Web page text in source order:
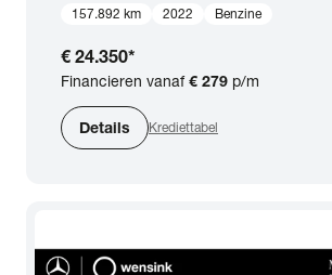
157.892 km 2022 Benzine
€ 24.350*
Financieren vanaf€ 279 p/m
Details Krediettabel